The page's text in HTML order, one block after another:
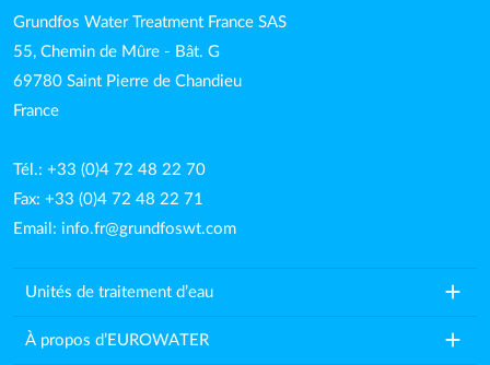
Grundfos Water Treatment France SAS
55, Chemin de Mûre - Bât. G
69780 Saint Pierre de Chandieu
France
Tél.: +33 (0)4 72 48 22 70
Fax: +33 (0)4 72 48 22 71
Email: info.fr@grundfoswt.com
Unités de traitement d’eau add
À propos d’EUROWATER add